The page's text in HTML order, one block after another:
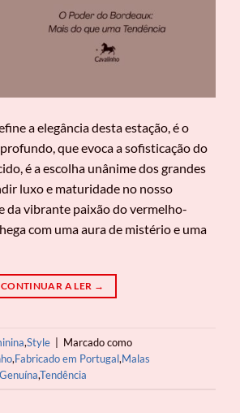
a elegância desta estação, é o
que evoca a sofisticação do
é a escolha unânime dos grandes
luxo e maturidade no nosso
da vibrante paixão do vermelho-
com uma aura de mistério e uma
CONTINUAR A LER →
,Style
Marcado como
,Fabricado em Portugal,Malas
,Tendência